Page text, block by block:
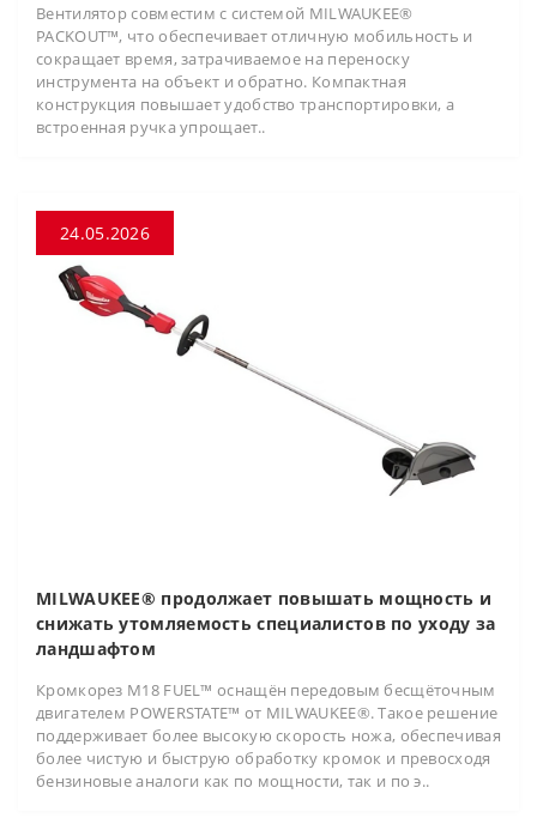
Вентилятор совместим с системой MILWAUKEE®
PACKOUT™, что обеспечивает отличную мобильность и
сокращает время, затрачиваемое на переноску
инструмента на объект и обратно. Компактная
конструкция повышает удобство транспортировки, а
встроенная ручка упрощает..
24.05.2026
MILWAUKEE® продолжает повышать мощность и
снижать утомляемость специалистов по уходу за
ландшафтом
Кромкорез M18 FUEL™ оснащён передовым бесщёточным
двигателем POWERSTATE™ от MILWAUKEE®. Такое решение
поддерживает более высокую скорость ножа, обеспечивая
более чистую и быструю обработку кромок и превосходя
бензиновые аналоги как по мощности, так и по э..